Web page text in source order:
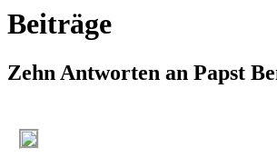
Beiträge
Zehn Antworten an Papst